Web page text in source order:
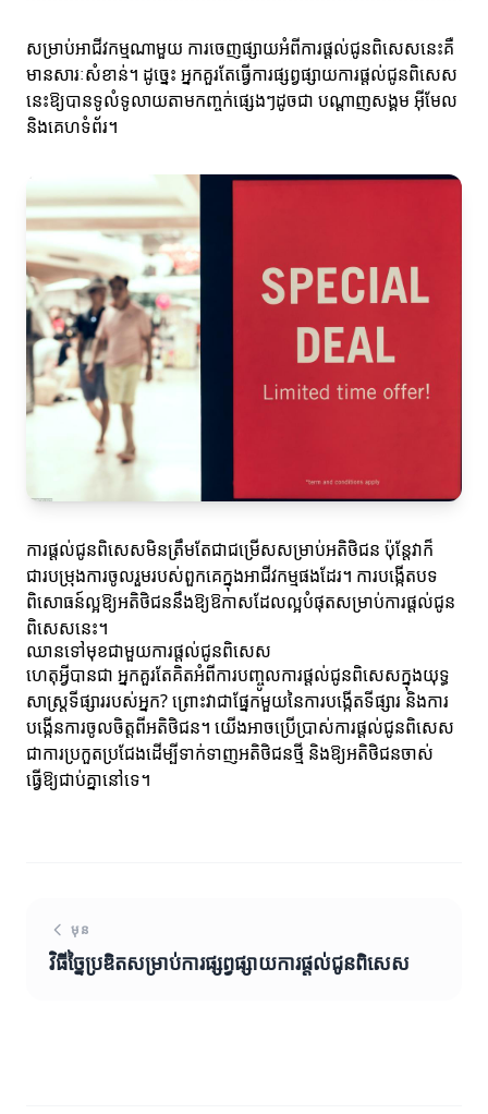
សម្រាប់អាជីវកម្មណាមួយ ការចេញផ្សាយអំពីការផ្តល់ជូនពិសេសនេះគឺ
មានសារៈសំខាន់។ ដូច្នេះ អ្នកគួរតែធ្វើការផ្សព្វផ្សាយការផ្តល់ជូនពិសេស
នេះឱ្យបានទូលំទូលាយតាមកញ្ចក់ផ្សេងៗដូចជា បណ្ដាញសង្គម អ៊ីមែល
និងគេហទំព័រ។
ការផ្តល់ជូនពិសេសមិនត្រឹមតែជាជម្រើសសម្រាប់អតិថិជន ប៉ុន្តែវាក៏
ជារបម្រុងការចូលរួមរបស់ពួកគេក្នុងអាជីវកម្មផងដែរ។ ការបង្កើតបទ
ពិសោធន៍ល្អឱ្យអតិថិជននឹងឱ្យឱកាសដែលល្អបំផុតសម្រាប់ការផ្តល់ជូន
ពិសេសនេះ។
ឈានទៅមុខជាមួយការផ្តល់ជូនពិសេស
ហេតុអ្វីបានជា អ្នកគួរតែគិតអំពីការបញ្ចូលការផ្តល់ជូនពិសេសក្នុងយុទ្ធ
សាស្ត្រទីផ្សាររបស់អ្នក? ព្រោះវាជាផ្នែកមួយនៃការបង្កើតទីផ្សារ និងការ
បង្កើនការចូលចិត្តពីអតិថិជន។ យើងអាចប្រើប្រាស់ការផ្តល់ជូនពិសេស
ជាការប្រកួតប្រជែងដើម្បីទាក់ទាញអតិថិជនថ្មី និងឱ្យអតិថិជនចាស់
ធ្វើឱ្យជាប់គ្នានៅទេ។
មុន
វិធីច្នៃប្រឌិតសម្រាប់ការផ្សព្វផ្សាយការផ្តល់ជូនពិសេស